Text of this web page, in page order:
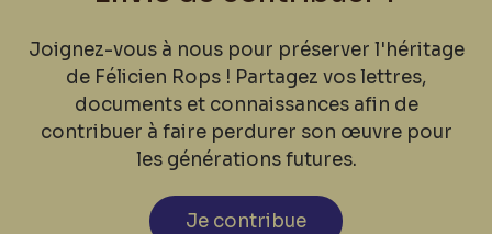
Joignez-vous à nous pour préserver l'héritage
de Félicien Rops ! Partagez vos lettres,
documents et connaissances afin de
contribuer à faire perdurer son œuvre pour
les générations futures.
Je contribue